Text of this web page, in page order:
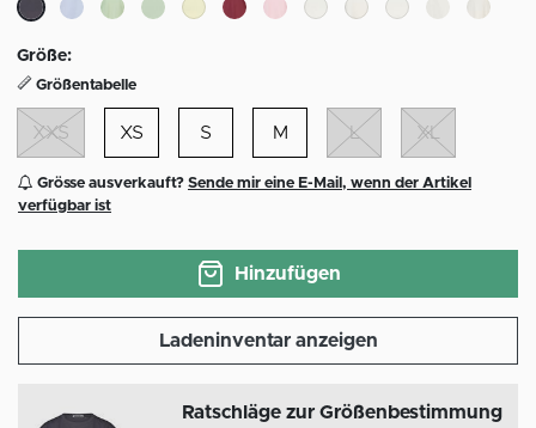
Größe:
Größentabelle
XXS XS S M L XL
Grösse ausverkauft? Sende mir eine E-Mail, wenn der Artikel
verfügbar ist
Hinzufügen
Ladeninventar anzeigen
Ratschläge zur Größenbestimmung